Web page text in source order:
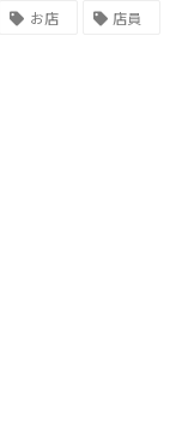
お店 店員